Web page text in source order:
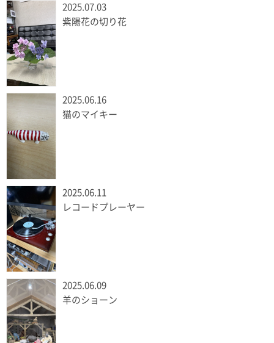
2025.07.03
紫陽花の切り花
2025.06.16
猫のマイキー
2025.06.11
レコードプレーヤー
2025.06.09
羊のショーン